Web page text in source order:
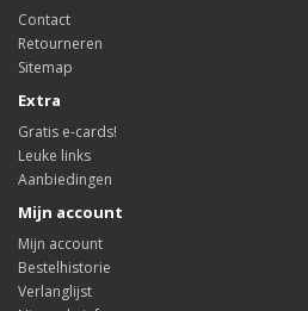
Contact
Retourneren
Sitemap
Extra
Gratis e-cards!
Leuke links
Aanbiedingen
Mijn account
Mijn account
Bestelhistorie
Verlanglijst